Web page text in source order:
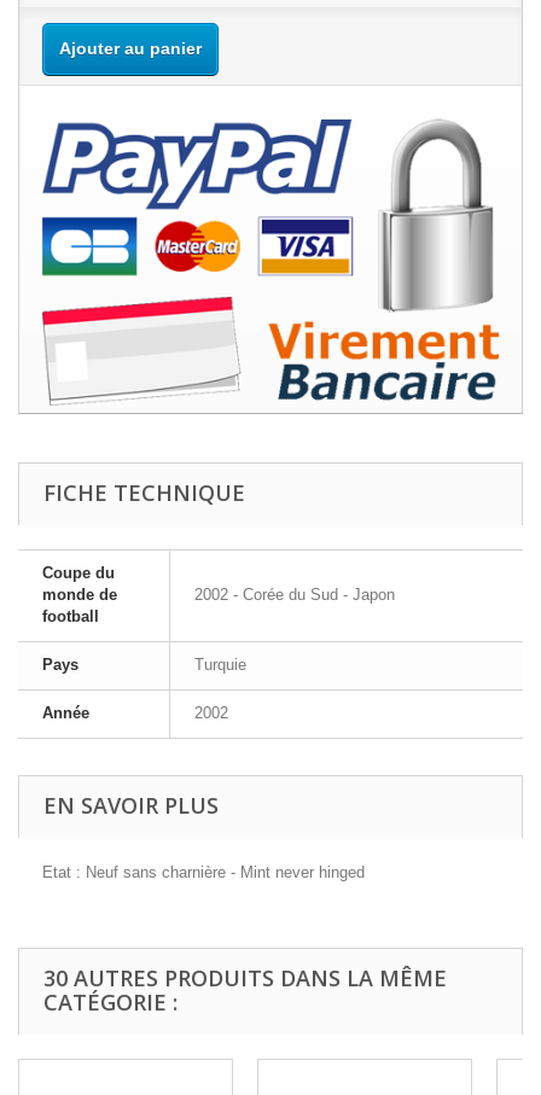
Ajouter au panier
FICHE TECHNIQUE
Coupe du
monde de
football
2002 - Corée du Sud - Japon
Pays Turquie
Année 2002
EN SAVOIR PLUS
Etat : Neuf sans charnière - Mint never hinged
30 AUTRES PRODUITS DANS LA MÊME
CATÉGORIE :